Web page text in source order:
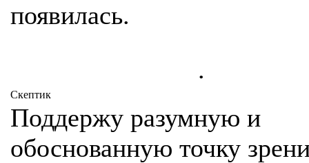
появилась.
.
Cкептик
Поддержу разумную и
обоснованную точку